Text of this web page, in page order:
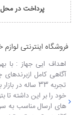
پرداخت در محل
فروشگاه اینترنتی
اهداف ایی جهاز : با
آگاهی کامل
تجربه 33
خود را بر این داشته تا
های ارسال مناسب به